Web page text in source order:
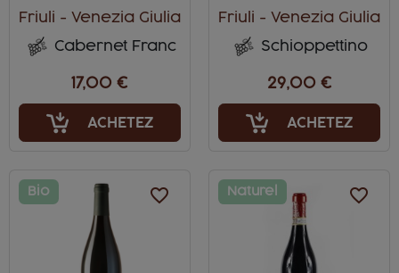
Friuli - Venezia Giulia
Cabernet Franc
17,00 €
ACHETEZ
Friuli - Venezia Giulia
Schioppettino
29,00 €
ACHETEZ
favorite_border
Bio favorite_border
Naturel